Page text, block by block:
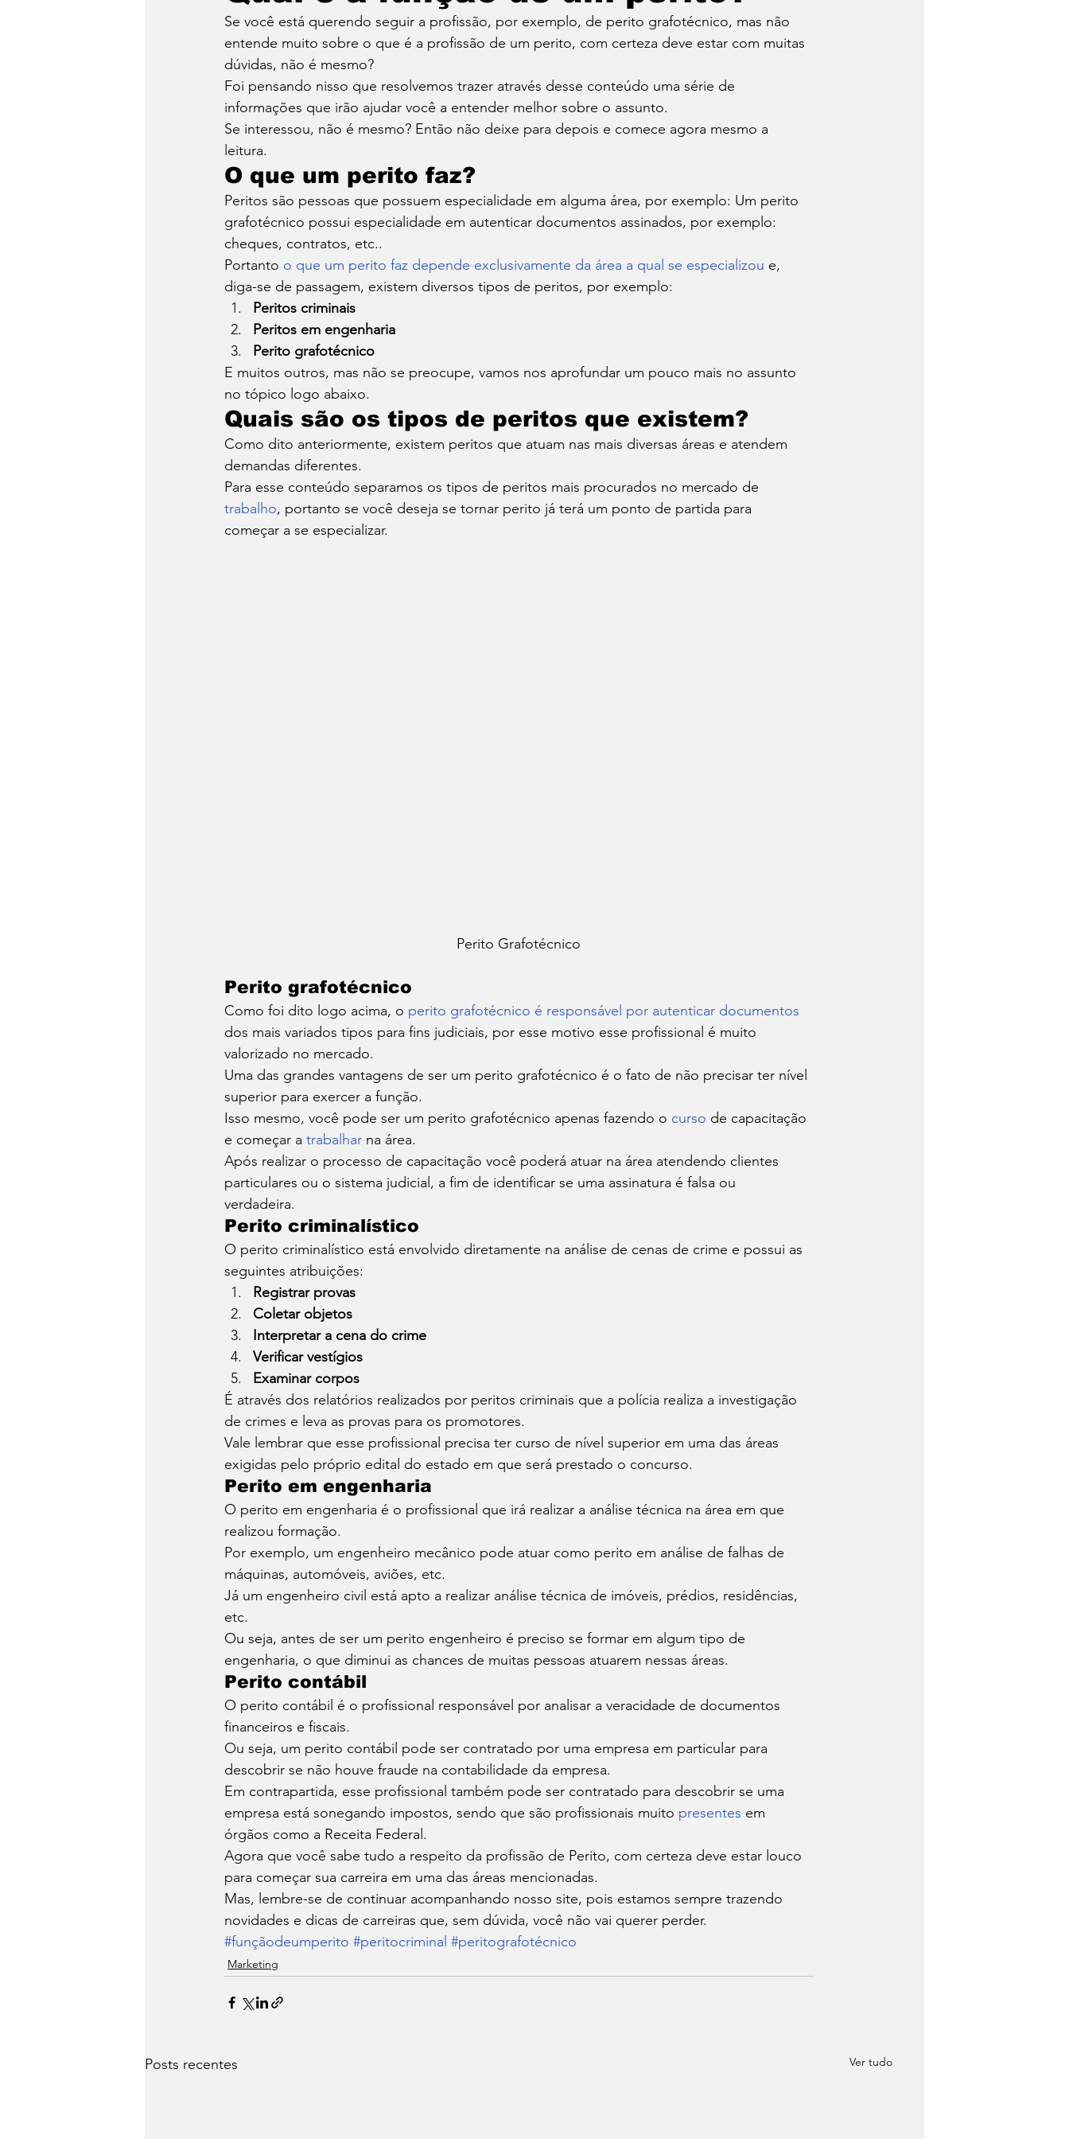
Logística Roupas Sonho Saúde Marketing Trabalho Tecnologia
Turismo Video
Se você está querendo seguir a profissão, por exemplo, de perito grafotécnico, mas não
entende muito sobre o que é a profissão de um perito, com certeza deve estar com muitas
dúvidas, não é mesmo?
Foi pensando nisso que resolvemos trazer através desse conteúdo uma série de
informações que irão ajudar você a entender melhor sobre o assunto.
Se interessou, não é mesmo? Então não deixe para depois e comece agora mesmo a
leitura.
O que um perito faz?
Peritos são pessoas que possuem especialidade em alguma área, por exemplo: Um perito
grafotécnico possui especialidade em autenticar documentos assinados, por exemplo:
cheques, contratos, etc..
Portanto o que um perito faz depende exclusivamente da área a qual se especializou e,
diga-se de passagem, existem diversos tipos de peritos, por exemplo:
Peritos criminais
Peritos em engenharia
Perito grafotécnico
E muitos outros, mas não se preocupe, vamos nos aprofundar um pouco mais no assunto
no tópico logo abaixo.
Quais são os tipos de peritos que existem?
Como dito anteriormente, existem peritos que atuam nas mais diversas áreas e atendem
demandas diferentes.
Para esse conteúdo separamos os tipos de peritos mais procurados no mercado de
trabalho, portanto se você deseja se tornar perito já terá um ponto de partida para
começar a se especializar.
Perito Grafotécnico
Perito grafotécnico
Como foi dito logo acima, o perito grafotécnico é responsável por autenticar documentos
dos mais variados tipos para fins judiciais, por esse motivo esse profissional é muito
valorizado no mercado.
Uma das grandes vantagens de ser um perito grafotécnico é o fato de não precisar ter nível
superior para exercer a função.
Isso mesmo, você pode ser um perito grafotécnico apenas fazendo o curso de capacitação
e começar a trabalhar na área.
Após realizar o processo de capacitação você poderá atuar na área atendendo clientes
particulares ou o sistema judicial, a fim de identificar se uma assinatura é falsa ou
verdadeira.
Perito criminalístico
O perito criminalístico está envolvido diretamente na análise de cenas de crime e possui as
seguintes atribuições:
Registrar provas
Coletar objetos
Interpretar a cena do crime
Verificar vestígios
Examinar corpos
É através dos relatórios realizados por peritos criminais que a polícia realiza a investigação
de crimes e leva as provas para os promotores.
Vale lembrar que esse profissional precisa ter curso de nível superior em uma das áreas
exigidas pelo próprio edital do estado em que será prestado o concurso.
Perito em engenharia
O perito em engenharia é o profissional que irá realizar a análise técnica na área em que
realizou formação.
Por exemplo, um engenheiro mecânico pode atuar como perito em análise de falhas de
máquinas, automóveis, aviões, etc.
Já um engenheiro civil está apto a realizar análise técnica de imóveis, prédios, residências,
etc.
Ou seja, antes de ser um perito engenheiro é preciso se formar em algum tipo de
engenharia, o que diminui as chances de muitas pessoas atuarem nessas áreas.
Perito contábil
O perito contábil é o profissional responsável por analisar a veracidade de documentos
financeiros e fiscais.
Ou seja, um perito contábil pode ser contratado por uma empresa em particular para
descobrir se não houve fraude na contabilidade da empresa.
Em contrapartida, esse profissional também pode ser contratado para descobrir se uma
empresa está sonegando impostos, sendo que são profissionais muito presentes em
órgãos como a Receita Federal.
Agora que você sabe tudo a respeito da profissão de Perito, com certeza deve estar louco
para começar sua carreira em uma das áreas mencionadas.
Mas, lembre-se de continuar acompanhando nosso site, pois estamos sempre trazendo
novidades e dicas de carreiras que, sem dúvida, você não vai querer perder.
#funçãodeumperito #peritocriminal #peritografotécnico
Marketing
Posts recentes Ver tudo